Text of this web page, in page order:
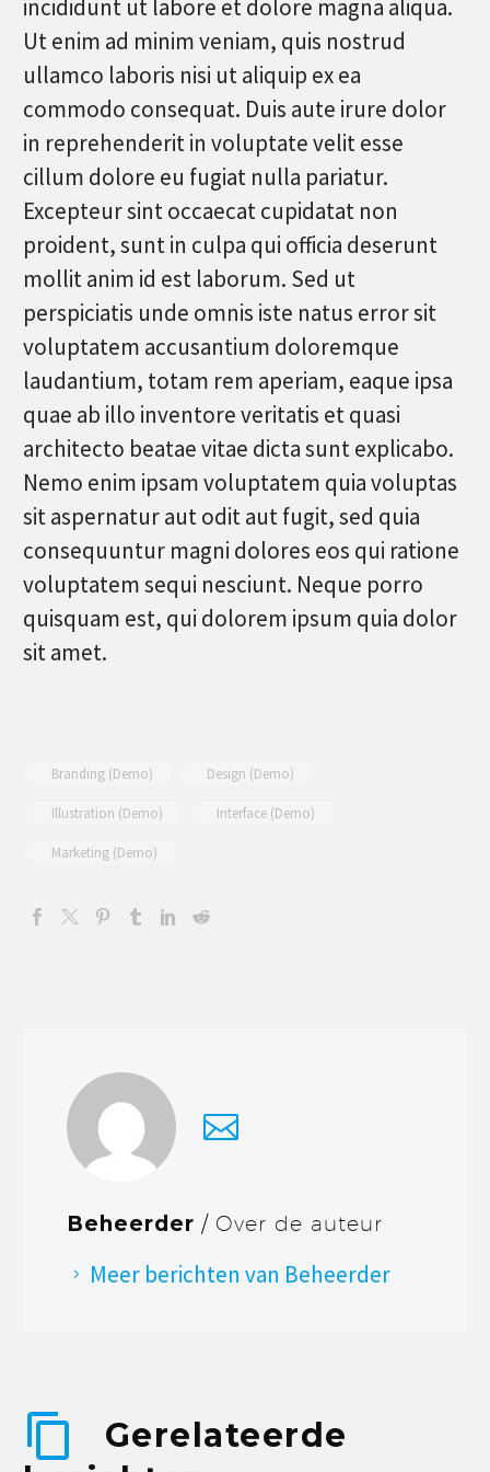
incididunt ut labore et dolore magna aliqua.
Ut enim ad minim veniam, quis nostrud
ullamco laboris nisi ut aliquip ex ea
commodo consequat. Duis aute irure dolor
in reprehenderit in voluptate velit esse
cillum dolore eu fugiat nulla pariatur.
Excepteur sint occaecat cupidatat non
proident, sunt in culpa qui officia deserunt
mollit anim id est laborum. Sed ut
perspiciatis unde omnis iste natus error sit
voluptatem accusantium doloremque
laudantium, totam rem aperiam, eaque ipsa
quae ab illo inventore veritatis et quasi
architecto beatae vitae dicta sunt explicabo.
Nemo enim ipsam voluptatem quia voluptas
sit aspernatur aut odit aut fugit, sed quia
consequuntur magni dolores eos qui ratione
voluptatem sequi nesciunt. Neque porro
quisquam est, qui dolorem ipsum quia dolor
sit amet.
Branding (Demo) Design (Demo)
Illustration (Demo) Interface (Demo)
Marketing (Demo)
Beheerder / Over de auteur
Meer berichten van Beheerder
Gerelateerde